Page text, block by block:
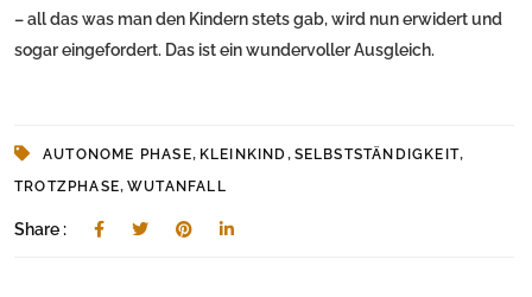
– all das was man den Kindern stets gab, wird nun erwidert und
sogar eingefordert. Das ist ein wundervoller Ausgleich.
AUTONOME PHASE, KLEINKIND, SELBSTSTÄNDIGKEIT,
TROTZPHASE, WUTANFALL
Share :